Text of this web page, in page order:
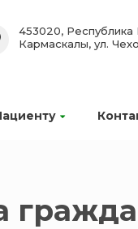
453020, Республика
Кармаскалы, ул.